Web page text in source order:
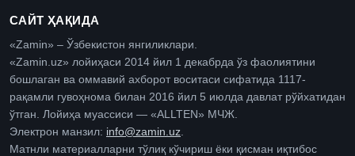
САЙТ ҲАҚИДА
«Zamin» – Ўзбекистон янгиликлари.
«Zamin.uz» лойиҳаси 2014 йил 1 декабрда ўз фаолиятини
бошлаган ва оммавий ахборот воситаси сифатида 1117-
рақамли гувоҳнома билан 2016 йил 5 июлда давлат рўйхатидан
ўтган. Лойиҳа муассиси — «ALLTEN» МЧЖ.
Электрон манзил: info@zamin.uz
Матнли материалларни тўлиқ кўчириш ёки қисман иқтибос